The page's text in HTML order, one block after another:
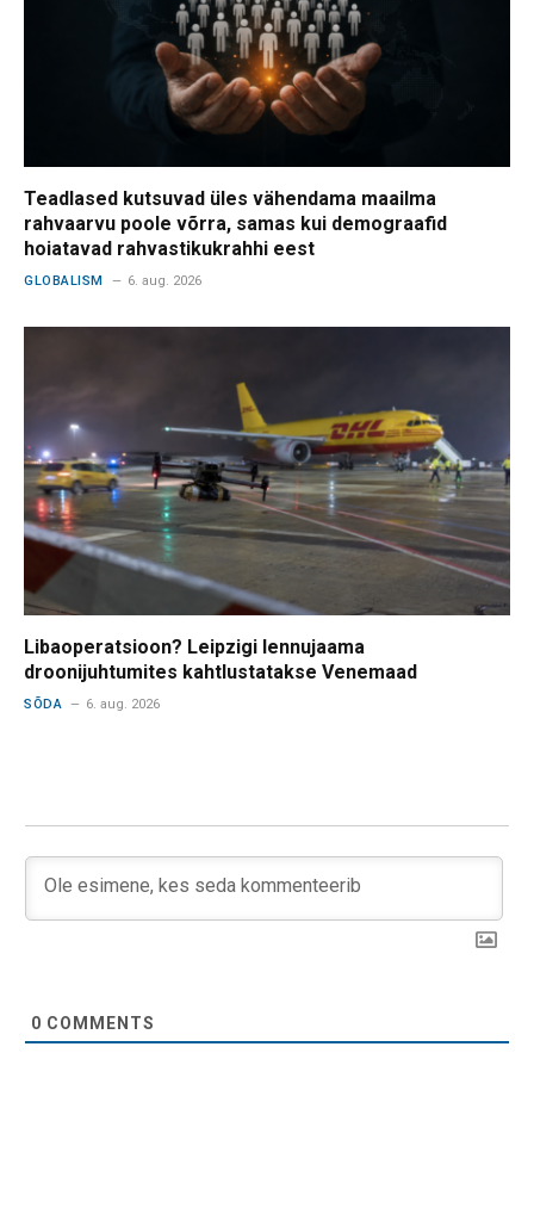
Teadlased kutsuvad üles vähendama maailma
rahvaarvu poole võrra, samas kui demograafid
hoiatavad rahvastikukrahhi eest
GLOBALISM 6. aug. 2026
Libaoperatsioon? Leipzigi lennujaama
droonijuhtumites kahtlustatakse Venemaad
SÕDA 6. aug. 2026
0 COMMENTS